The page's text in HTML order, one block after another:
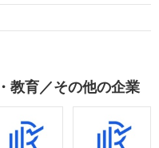
教育／その他の企業